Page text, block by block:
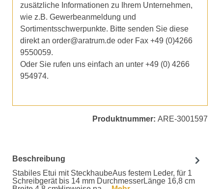
zusätzliche Informationen zu Ihrem Unternehmen,
wie z.B. Gewerbeanmeldung und
Sortimentsschwerpunkte. Bitte senden Sie diese
direkt an order@aratrum.de oder Fax +49 (0)4266
9550059.
Oder Sie rufen uns einfach an unter +49 (0) 4266
954974.
Produktnummer: ARE-3001597
Beschreibung
Stabiles Etui mit SteckhaubeAus festem Leder, für 1
Schreibgerät bis 14 mm DurchmesserLänge 16,8 cm